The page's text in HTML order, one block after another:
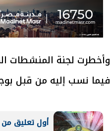
وأخطرت لجنة المنشطات
فيما نسب إليه من قبل
أول تعليق من